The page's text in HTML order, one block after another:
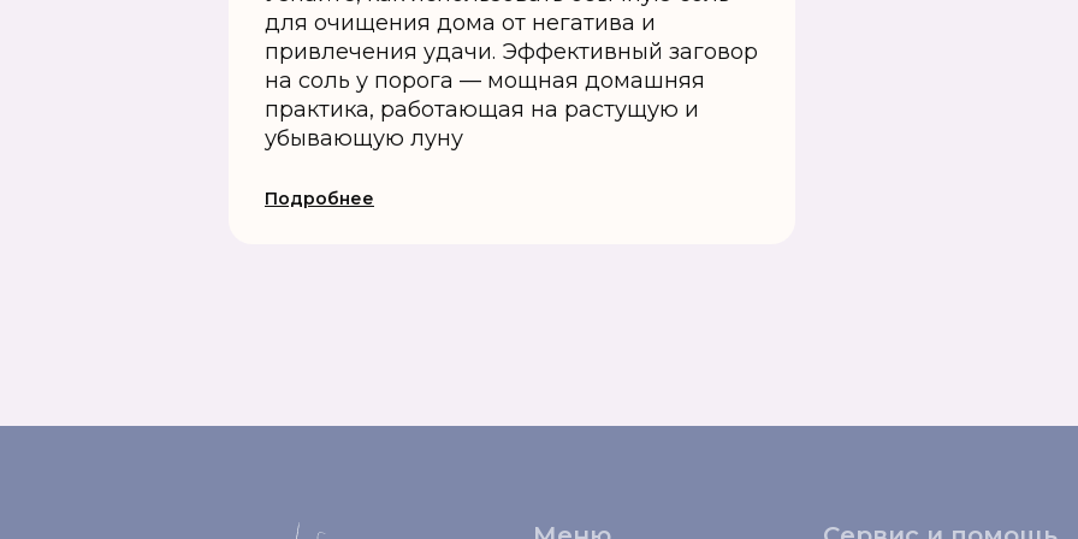
для очищения дома от негатива и
привлечения удачи. Эффективный заговор
на соль у порога — мощная домашняя
практика, работающая на растущую и
убывающую луну
Подробнее